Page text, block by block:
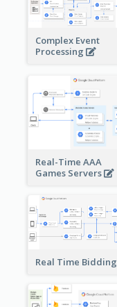
Complex Event
Processing
Real-Time AAA
Games Servers
Real Time Bidding